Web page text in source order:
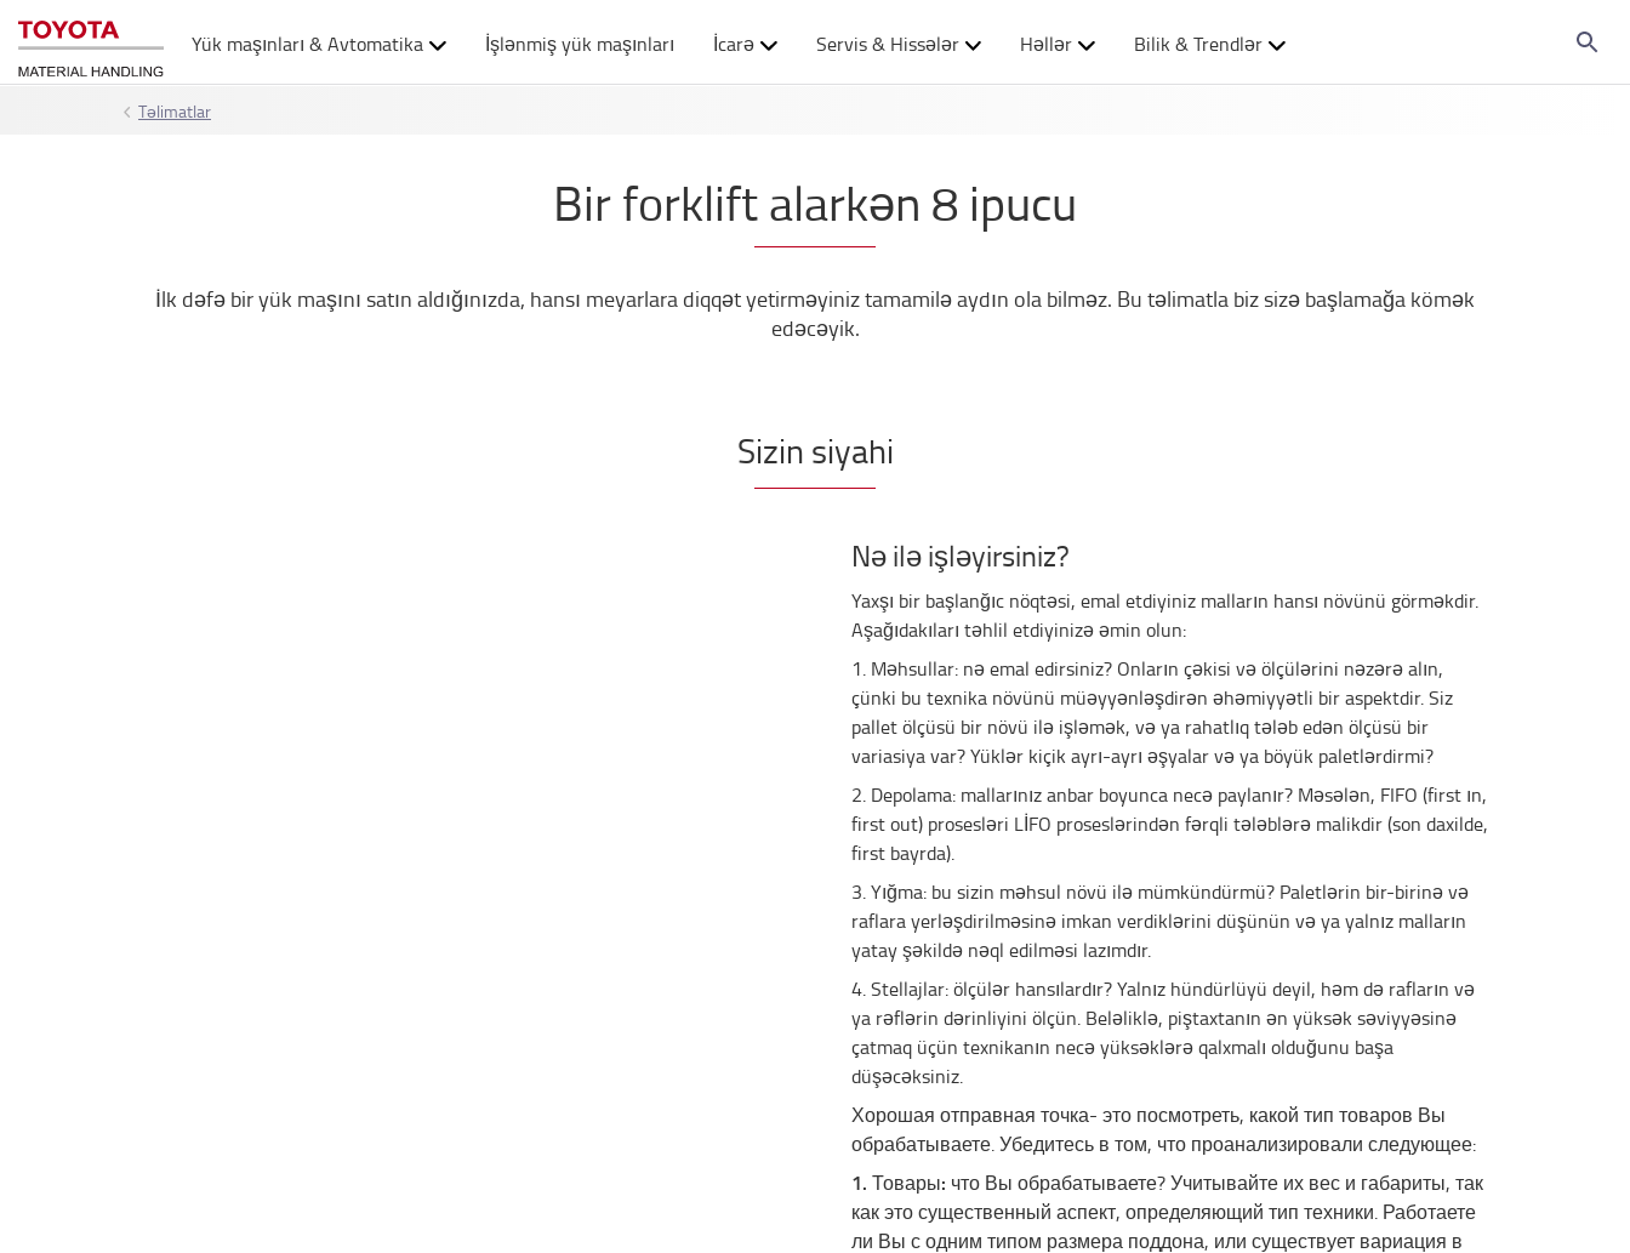
Yük maşınları & Avtomatika İşlənmiş yük maşınları İcarə Servis & Hissələr Həllər Bilik & Trendlər
Təlimatlar
Bir forklift alarkən 8 ipucu
İlk dəfə bir yük maşını satın aldığınızda, hansı meyarlara diqqət yetirməyiniz tamamilə aydın ola bilməz. Bu təlimatla biz sizə başlamağa kömək
edəcəyik.
Sizin siyahi
Nə ilə işləyirsiniz?
Yaxşı bir başlanğıc nöqtəsi, emal etdiyiniz malların hansı növünü görməkdir.
Aşağıdakıları təhlil etdiyinizə əmin olun:
1. Məhsullar: nə emal edirsiniz? Onların çəkisi və ölçülərini nəzərə alın,
çünki bu texnika növünü müəyyənləşdirən əhəmiyyətli bir aspektdir. Siz
pallet ölçüsü bir növü ilə işləmək, və ya rahatlıq tələb edən ölçüsü bir
variasiya var? Yüklər kiçik ayrı-ayrı əşyalar və ya böyük paletlərdirmi?
2. Depolama: mallarınız anbar boyunca necə paylanır? Məsələn, FIFO (first ın,
first out) prosesləri LİFO proseslərindən fərqli tələblərə malikdir (son daxilde,
first bayrda).
3. Yığma: bu sizin məhsul növü ilə mümkündürmü? Paletlərin bir-birinə və
raflara yerləşdirilməsinə imkan verdiklərini düşünün və ya yalnız malların
yatay şəkildə nəql edilməsi lazımdır.
4. Stellajlar: ölçülər hansılardır? Yalnız hündürlüyü deyil, həm də rafların və
ya rəflərin dərinliyini ölçün. Beləliklə, piştaxtanın ən yüksək səviyyəsinə
çatmaq üçün texnikanın necə yüksəklərə qalxmalı olduğunu başa
düşəcəksiniz.
Хорошая отправная точка- это посмотреть, какой тип товаров Вы
обрабатываете. Убедитесь в том, что проанализировали следующее:
1. Товары: что Вы обрабатываете? Учитывайте их вес и габариты, так
как это существенный аспект, определяющий тип техники. Работаете
ли Вы с одним типом размера поддона, или существует вариация в